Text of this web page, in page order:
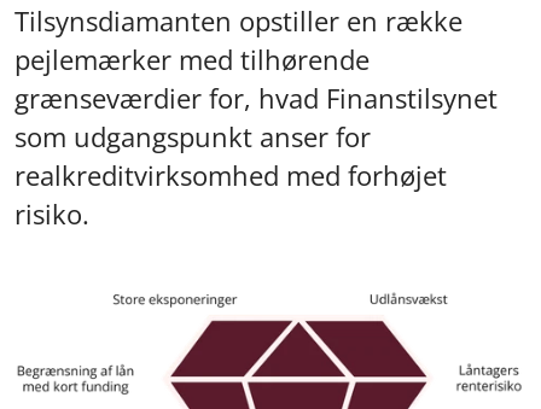
Tilsynsdiamanten opstiller en række
pejlemærker med tilhørende
grænseværdier for, hvad Finanstilsynet
som udgangspunkt anser for
realkreditvirksomhed med forhøjet
risiko.